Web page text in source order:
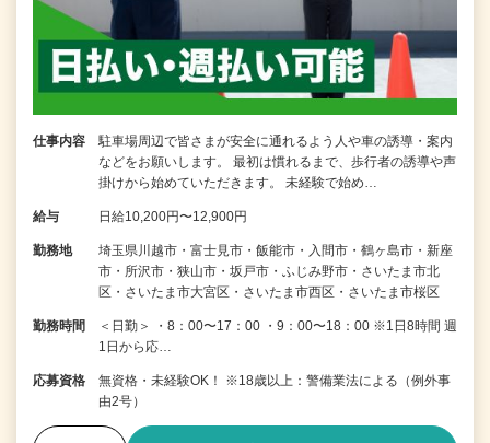
仕事内容
駐車場周辺で皆さまが安全に通れるよう人や車の誘導・案内
などをお願いします。 最初は慣れるまで、歩行者の誘導や声
掛けから始めていただきます。 未経験で始め…
給与 日給10,200円〜12,900円
勤務地
埼玉県川越市・富士見市・飯能市・入間市・鶴ヶ島市・新座
市・所沢市・狭山市・坂戸市・ふじみ野市・さいたま市北
区・さいたま市大宮区・さいたま市西区・さいたま市桜区
勤務時間
＜日勤＞ ・8：00〜17：00 ・9：00〜18：00 ※1日8時間 週
1日から応…
応募資格
無資格・未経験OK！ ※18歳以上：警備業法による（例外事
由2号）